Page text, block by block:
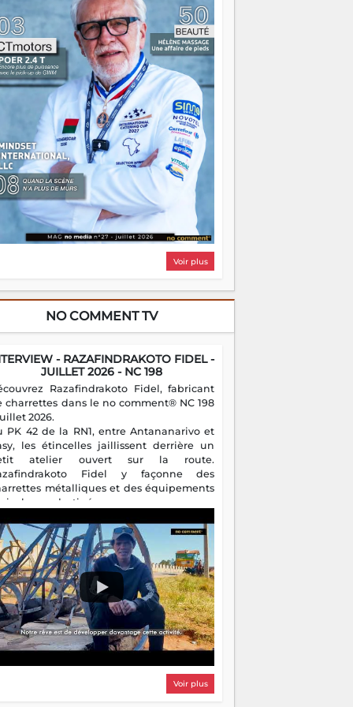
on pourrait s'arrêter là, applaudir et
chez soi satisfait. Mais ce serait
à côté d'une chose essentielle. La
ça brûle fort — et parfois, ça brûle
Une flamme sans direction peut
autant qu'elle peut consumer. C'est
que les aînés entrent en scène — pas
reprendre le gouvernail, mais pour
où sont les récifs. Les jeunes ont la
les vieux ont l'expérience, comme on
Ce n'est pas un combat de générations
c'est une question d'équipage. Partagez
réussites, mais aussi vos échecs. Surtout
échecs, d'ailleurs — ils enseignent
que n'importe quel manuel. À
la barque avance. Il faut juste
que tout le monde rame dans le
Voir plus
NO COMMENT TV
- RAZAFINDRAKOTO FIDEL -
JUILLET 2026 - NC 198
Razafindrakoto Fidel, fabricant
charrettes dans le no comment® NC 198
2026.
PK 42 de la RN1, entre Antananarivo et
les étincelles jaillissent derrière un
atelier ouvert sur la route.
Fidel y façonne des
métalliques et des équipements
destinés aux campagnes
il perpétue un métier discret mais
Voir plus